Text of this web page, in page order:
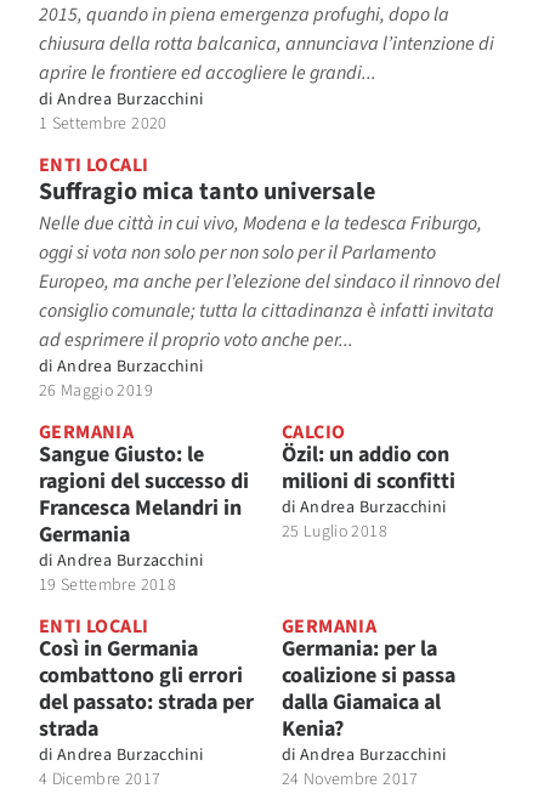
2015, quando in piena emergenza profughi, dopo la
chiusura della rotta balcanica, annunciava l’intenzione di
aprire le frontiere ed accogliere le grandi...
di Andrea Burzacchini
1 Settembre 2020
ENTI LOCALI
Suffragio mica tanto universale
Nelle due città in cui vivo, Modena e la tedesca Friburgo,
oggi si vota non solo per non solo per il Parlamento
Europeo, ma anche per l’elezione del sindaco il rinnovo del
consiglio comunale; tutta la cittadinanza è infatti invitata
ad esprimere il proprio voto anche per...
di Andrea Burzacchini
26 Maggio 2019
GERMANIA
Sangue Giusto: le
ragioni del successo di
Francesca Melandri in
Germania
di Andrea Burzacchini
19 Settembre 2018
CALCIO
Özil: un addio con
milioni di sconfitti
di Andrea Burzacchini
25 Luglio 2018
ENTI LOCALI
Così in Germania
combattono gli errori
del passato: strada per
strada
di Andrea Burzacchini
4 Dicembre 2017
GERMANIA
Germania: per la
coalizione si passa
dalla Giamaica al
Kenia?
di Andrea Burzacchini
24 Novembre 2017